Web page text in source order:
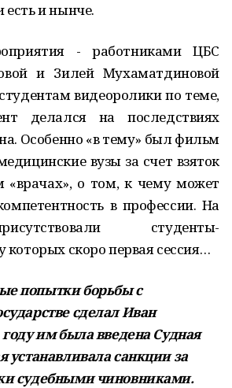
есть и нынче.
- работ­никами ЦБС
и Зилей Мухаматдиновой
видеоролики по теме,
делался на последствиях
Особенно «в тему» был фильм
вузы за счет взяток
«вра­чах», о том, к чему может
в профессии. На
студен­ты-
которых скоро первая сессия…
попытки борьбы с
сделал Иван
им была введена Судная
устанавливала санкции за
судебными чиновниками.